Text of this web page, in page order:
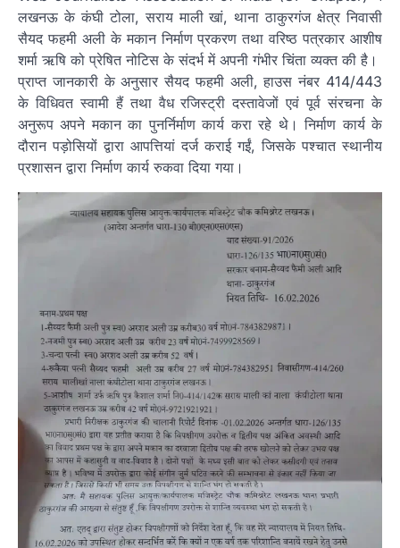
लखनऊ के कंघी टोला, सराय माली खां, थाना ठाकुरगंज क्षेत्र निवासी
सैयद फहमी अली के मकान निर्माण प्रकरण तथा वरिष्ठ पत्रकार आशीष
शर्मा ऋषि को प्रेषित नोटिस के संदर्भ में अपनी गंभीर चिंता व्यक्त की है।
प्राप्त जानकारी के अनुसार सैयद फहमी अली, हाउस नंबर 414/443
के विधिवत स्वामी हैं तथा वैध रजिस्ट्री दस्तावेजों एवं पूर्व संरचना के
अनुरूप अपने मकान का पुनर्निर्माण कार्य करा रहे थे। निर्माण कार्य के
दौरान पड़ोसियों द्वारा आपत्तियां दर्ज कराई गईं, जिसके पश्चात स्थानीय
प्रशासन द्वारा निर्माण कार्य रुकवा दिया गया।